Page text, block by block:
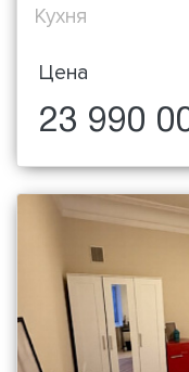
Кухня
Цена
23 990